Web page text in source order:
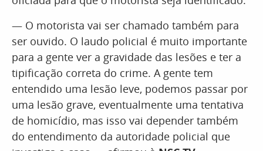
— O motorista vai ser chamado também para
ser ouvido. O laudo policial é muito importante
para a gente ver a gravidade das lesões e ter a
tipificação correta do crime. A gente tem
entendido uma lesão leve, podemos passar por
uma lesão grave, eventualmente uma tentativa
de homicídio, mas isso vai depender também
do entendimento da autoridade policial que